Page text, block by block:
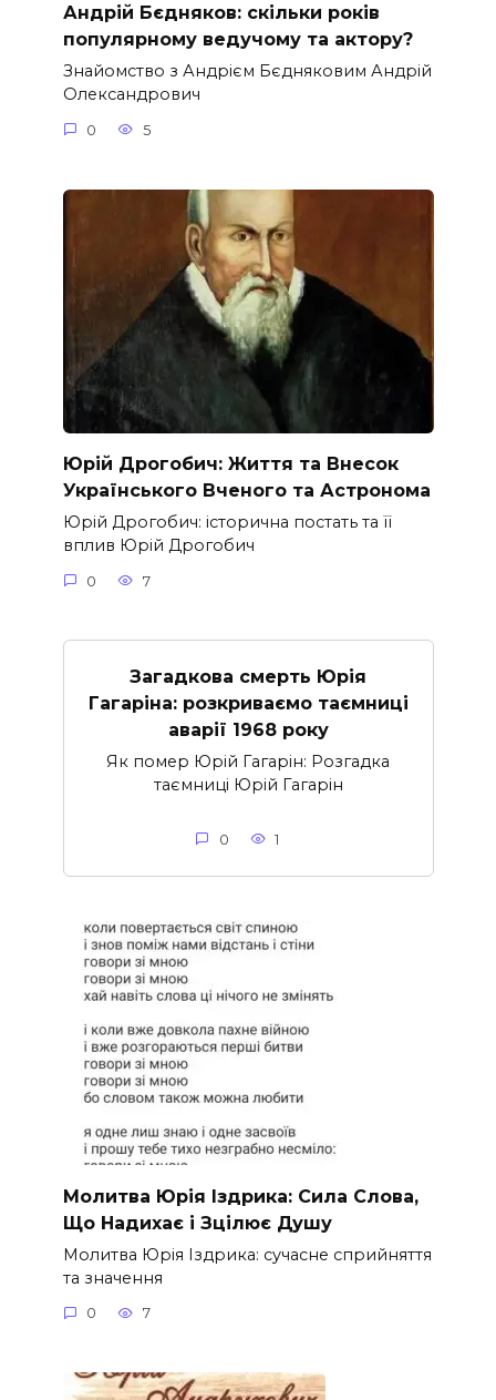
Андрій Бєдняков: скільки років
популярному ведучому та актору?
Знайомство з Андрієм Бєдняковим Андрій
Олександрович
0 5
Юрій Дрогобич: Життя та Внесок
Українського Вченого та Астронома
Юрій Дрогобич: історична постать та її
вплив Юрій Дрогобич
0 7
Загадкова смерть Юрія
Гагаріна: розкриваємо таємниці
аварії 1968 року
Як помер Юрій Гагарін: Розгадка
таємниці Юрій Гагарін
0 1
Молитва Юрія Іздрика: Сила Слова,
Що Надихає і Зцілює Душу
Молитва Юрія Іздрика: сучасне сприйняття
та значення
0 7